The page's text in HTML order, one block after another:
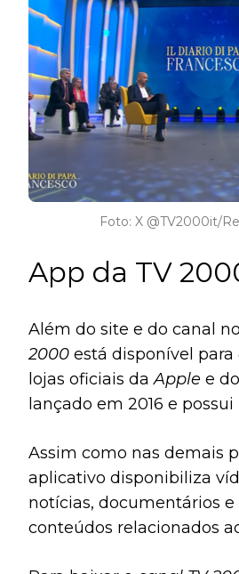
Foto: X @TV2000it/
App da TV
Além do site e do canal no
2000 está disponível para
lojas oficiais daApple e do
lançado em 2016 e
Assim como nas demais
aplicativo disponibiliza
notícias, documentários e
conteúdos relacionados